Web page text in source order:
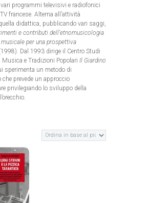
programmi televisivi e radiofonici
francese. Alterna all’attività
didattica, pubblicando vari saggi,
e contributi dell’etnomusicologia
musicale per una prospettiva
Dal 1993 dirige il Centro Studi
Musica e Tradizioni Popolari Il Giardino
sperimenta un metodo di
prevede un approccio
privilegiando lo sviluppo della